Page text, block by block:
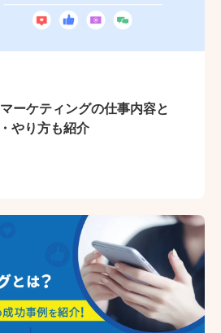
ーケティングの仕事内容と
やり方も紹介